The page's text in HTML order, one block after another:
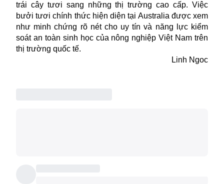
trái cây tươi sang những thị trường cao cấp. Việc
bưởi tươi chính thức hiện diện tại Australia được xem
như minh chứng rõ nét cho uy tín và năng lực kiểm
soát an toàn sinh học của nông nghiệp Việt Nam trên
thị trường quốc tế.
Linh Ngoc